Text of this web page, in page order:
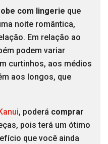
com lingerie que
noite romântica,
Em relação ao
podem variar
curtinhos, aos médios
aos longos, que
, poderá comprar
pois terá um ótimo
que você ainda